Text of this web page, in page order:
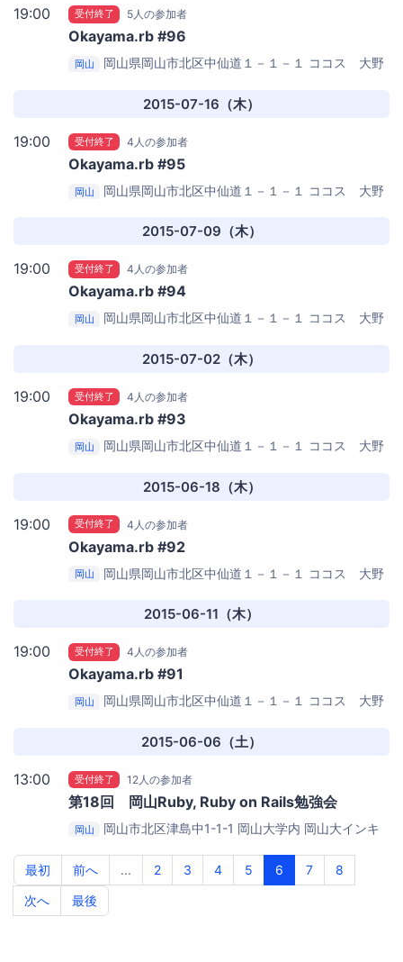
19:00 受付終了 5人の参加者
Okayama.rb #96
岡山 岡山県岡山市北区中仙道１－１－１
ココス 大野
2015-07-16（木）
19:00 受付終了 4人の参加者
Okayama.rb #95
岡山 岡山県岡山市北区中仙道１－１－１
ココス 大野
2015-07-09（木）
19:00 受付終了 4人の参加者
Okayama.rb #94
岡山 岡山県岡山市北区中仙道１－１－１ ココス 大野
2015-07-02（木）
19:00 受付終了 4人の参加者
Okayama.rb #93
岡山 岡山県岡山市北区中仙道１－１－１
ココス 大野
2015-06-18（木）
19:00 受付終了 4人の参加者
Okayama.rb #92
岡山 岡山県岡山市北区中仙道１－１－１
ココス 大野
2015-06-11（木）
19:00 受付終了 4人の参加者
Okayama.rb #91
岡山 岡山県岡山市北区中仙道１－１－１
ココス 大野
2015-06-06（土）
13:00 受付終了 12人の参加者
第18回 岡山Ruby, Ruby on Rails勉強会
岡山 岡山市北区津島中1-1-1 岡山大学内 岡山大インキ
最初
前へ ... 2 3 4 5 6 7
8
次へ
最後